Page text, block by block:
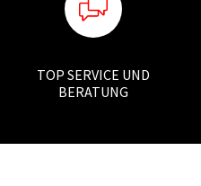
TOP SERVICE UND
BERATUNG